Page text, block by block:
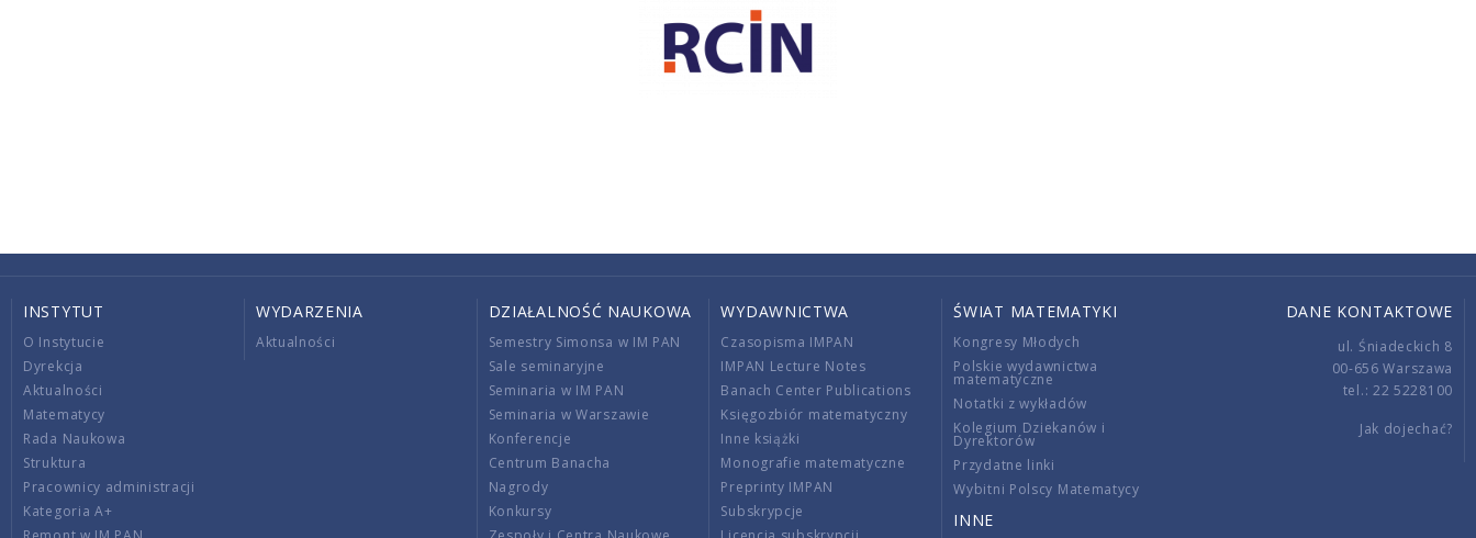
INSTYTUT
O Instytucie
Dyrekcja
Aktualności
Matematycy
Rada Naukowa
Struktura
Pracownicy administracji
Kategoria A+
WYDARZENIA
Aktualności
DZIAŁALNOŚĆ NAUKOWA
Semestry Simonsa w IM PAN
Sale seminaryjne
Seminaria w IM PAN
Seminaria w Warszawie
Konferencje
Centrum Banacha
Nagrody
Konkursy
WYDAWNICTWA
Czasopisma IMPAN
IMPAN Lecture Notes
Banach Center Publications
Księgozbiór matematyczny
Inne książki
Monografie matematyczne
Preprinty IMPAN
Subskrypcje
ŚWIAT MATEMATYKI
Kongresy Młodych
Polskie wydawnictwa
matematyczne
Notatki z wykładów
Kolegium Dziekanów i
Dyrektorów
Przydatne linki
Wybitni Polscy Matematycy
INNE
DANE KONTAKTOWE
ul. Śniadeckich 8
00-656 Warszawa
tel.: 22 5228100
Jak dojechać?